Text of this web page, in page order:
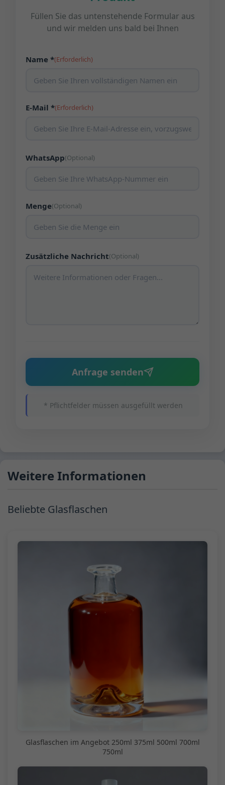
Füllen Sie das untenstehende Formular aus
und wir melden uns bald bei Ihnen
Name *(Erforderlich)
E-Mail *(Erforderlich)
WhatsApp(Optional)
Menge(Optional)
Zusätzliche Nachricht(Optional)
Anfrage senden
* Pflichtfelder müssen ausgefüllt werden
Weitere Informationen
Beliebte Glasflaschen
Glasflaschen im Angebot 250ml 375ml 500ml 700ml
750ml